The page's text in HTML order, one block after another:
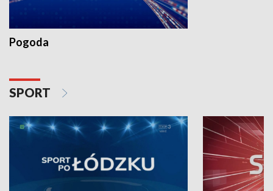
Pogoda
SPORT